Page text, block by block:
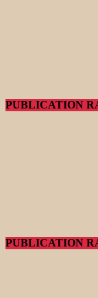
PUBLICATION
PUBLICATION